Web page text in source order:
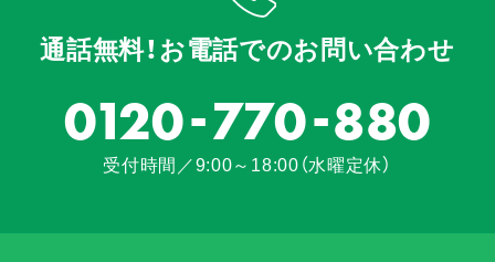
通話無料！お電話でのお問い合わせ
0120-770-880
受付時間／9:00～18:00（水曜定休）